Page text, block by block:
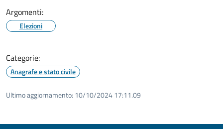
Argomenti:
Elezioni
Categorie:
Anagrafe e stato civile
Ultimo aggiornamento: 10/10/2024 17:11.09